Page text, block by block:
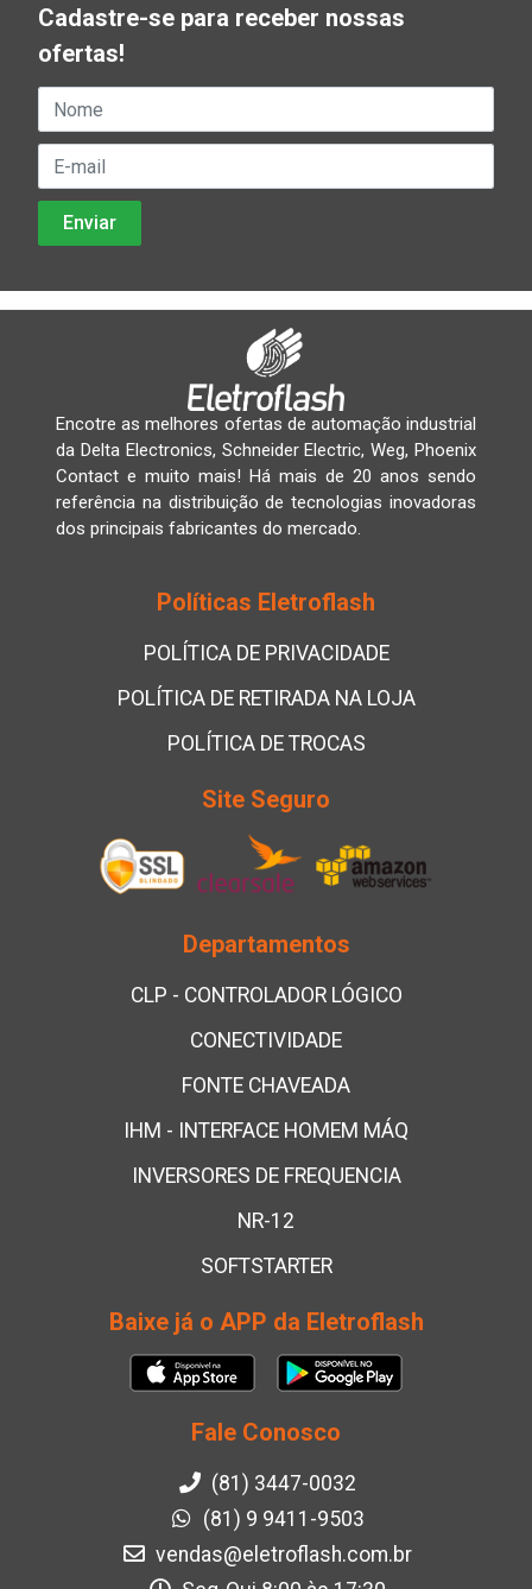
Cadastre-se para receber nossas
ofertas!
Encotre as melhores ofertas de automação industrial
da Delta Electronics, Schneider Electric, Weg, Phoenix
Contact e muito mais! Há mais de 20 anos sendo
referência na distribuição de tecnologias inovadoras
dos principais fabricantes do mercado.
Políticas Eletroflash
POLÍTICA DE PRIVACIDADE
POLÍTICA DE RETIRADA NA LOJA
POLÍTICA DE TROCAS
Site Seguro
Departamentos
CLP - CONTROLADOR LÓGICO
CONECTIVIDADE
FONTE CHAVEADA
IHM - INTERFACE HOMEM MÁQ
INVERSORES DE FREQUENCIA
NR-12
SOFTSTARTER
Baixe já o APP da Eletroflash
Fale Conosco
(81) 3447-0032
(81) 9 9411-9503
vendas@eletroflash.com.br